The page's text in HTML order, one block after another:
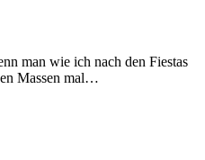
man wie ich nach den Fiestas
Massen mal…